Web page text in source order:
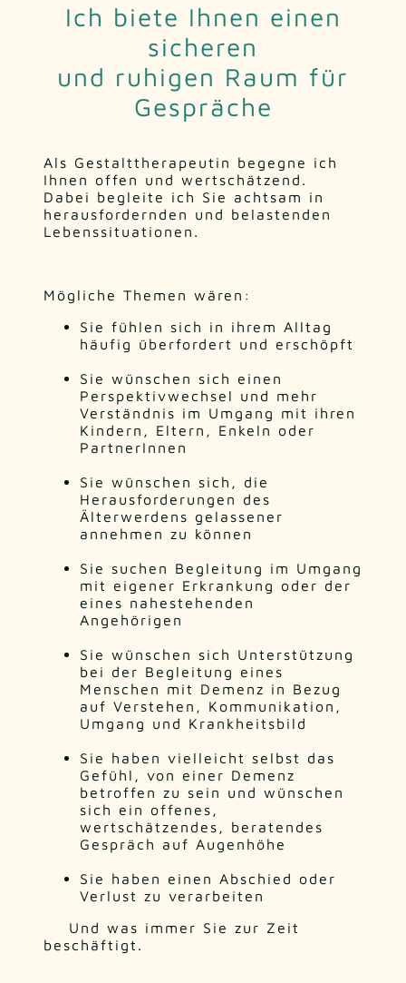
Ich biete Ihnen einen
sicheren
und ruhigen Raum für
Gespräche
Als Gestalttherapeutin begegne ich
Ihnen offen und wertschätzend.
Dabei begleite ich Sie achtsam in
herausfordernden und belastenden
Lebenssituationen.
Mögliche Themen wären:
Sie fühlen sich in ihrem Alltag
häufig überfordert und erschöpft
Sie wünschen sich einen
Perspektivwechsel und mehr
Verständnis im Umgang mit ihren
Kindern, Eltern, Enkeln oder
PartnerInnen
Sie wünschen sich, die
Herausforderungen des
Älterwerdens gelassener
annehmen zu können
Sie suchen Begleitung im Umgang
mit eigener Erkrankung oder der
eines nahestehenden
Angehörigen
Sie wünschen sich Unterstützung
bei der Begleitung eines
Menschen mit Demenz in Bezug
auf Verstehen, Kommunikation,
Umgang und Krankheitsbild
Sie haben vielleicht selbst das
Gefühl, von einer Demenz
betroffen zu sein und wünschen
sich ein offenes,
wertschätzendes, beratendes
Gespräch auf Augenhöhe
Sie haben einen Abschied oder
Verlust zu verarbeiten
Und was immer Sie zur Zeit
beschäftigt.